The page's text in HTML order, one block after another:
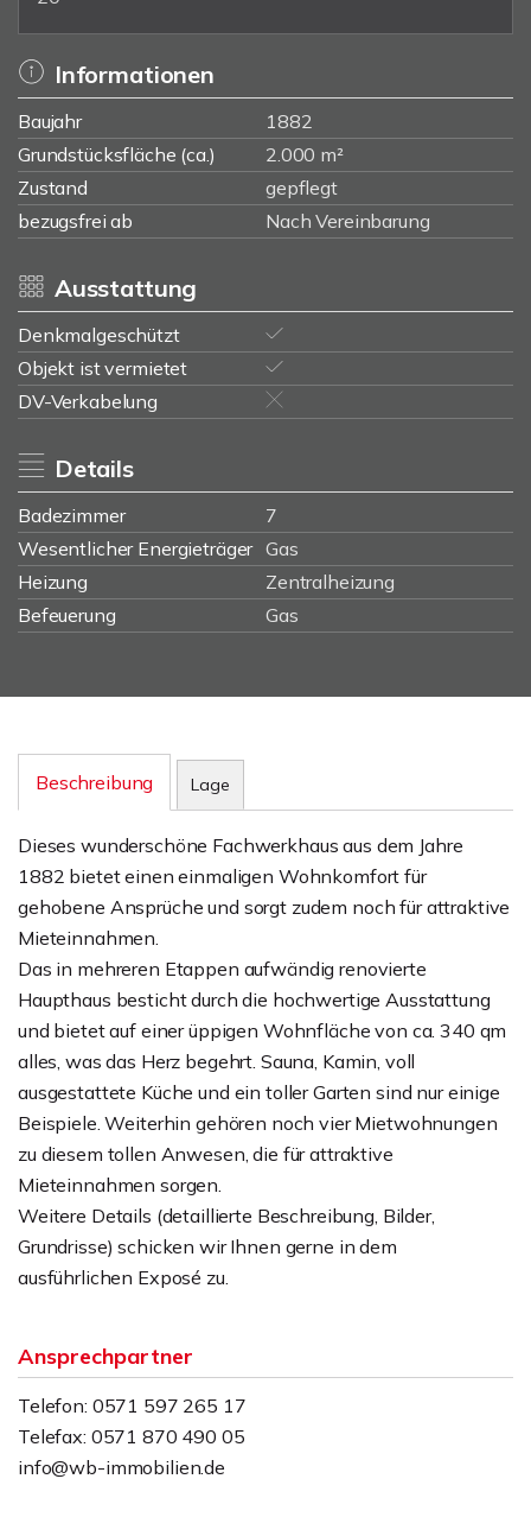
Informationen
Baujahr
1882
Grundstücksfläche (ca.)
2.000 m²
Zustand
gepflegt
bezugsfrei ab
Nach Vereinbarung
Ausstattung
Denkmalgeschützt
Objekt ist vermietet
DV-Verkabelung
Details
Badezimmer
7
Wesentlicher Energieträger Gas
Heizung
Zentralheizung
Befeuerung
Gas
Beschreibung Lage
Dieses wunderschöne Fachwerkhaus aus dem Jahre
1882 bietet einen einmaligen Wohnkomfort für
gehobene Ansprüche und sorgt zudem noch für attraktive
Mieteinnahmen.
Das in mehreren Etappen aufwändig renovierte
Haupthaus besticht durch die hochwertige Ausstattung
und bietet auf einer üppigen Wohnfläche von ca. 340 qm
alles, was das Herz begehrt. Sauna, Kamin, voll
ausgestattete Küche und ein toller Garten sind nur einige
Beispiele. Weiterhin gehören noch vier Mietwohnungen
zu diesem tollen Anwesen, die für attraktive
Mieteinnahmen sorgen.
Weitere Details (detaillierte Beschreibung, Bilder,
Grundrisse) schicken wir Ihnen gerne in dem
ausführlichen Exposé zu.
Ansprechpartner
Telefon: 0571 597 265 17
Telefax: 0571 870 490 05
info@wb-immobilien.de